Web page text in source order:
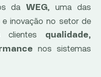
daWEG, uma das
inovação no setor de
clientes qualidade,
nos sistemas